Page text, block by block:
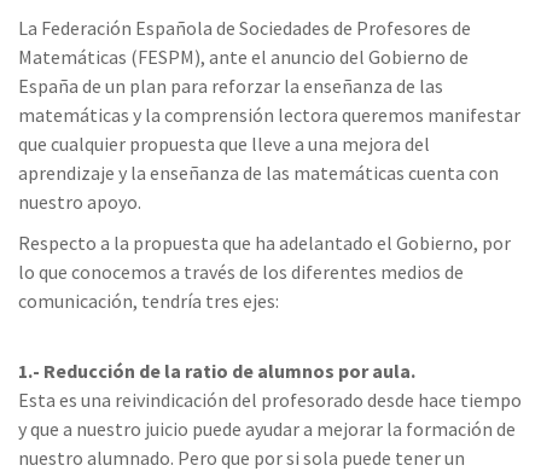
La Federación Española de Sociedades de Profesores de
Matemáticas (FESPM), ante el anuncio del Gobierno de
España de un plan para reforzar la enseñanza de las
matemáticas y la comprensión lectora queremos manifestar
que cualquier propuesta que lleve a una mejora del
aprendizaje y la enseñanza de las matemáticas cuenta con
nuestro apoyo.
Respecto a la propuesta que ha adelantado el Gobierno, por
lo que conocemos a través de los diferentes medios de
comunicación, tendría tres ejes:
1.- Reducción de la ratio de alumnos por aula.
Esta es una reivindicación del profesorado desde hace tiempo
y que a nuestro juicio puede ayudar a mejorar la formación de
nuestro alumnado. Pero que por si sola puede tener un